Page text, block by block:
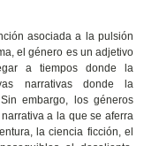
asociada a la pulsión
el género es un adjetivo
a tiempos donde la
narrativas donde la
embargo, los géneros
a la que se aferra
la ciencia ficción, el